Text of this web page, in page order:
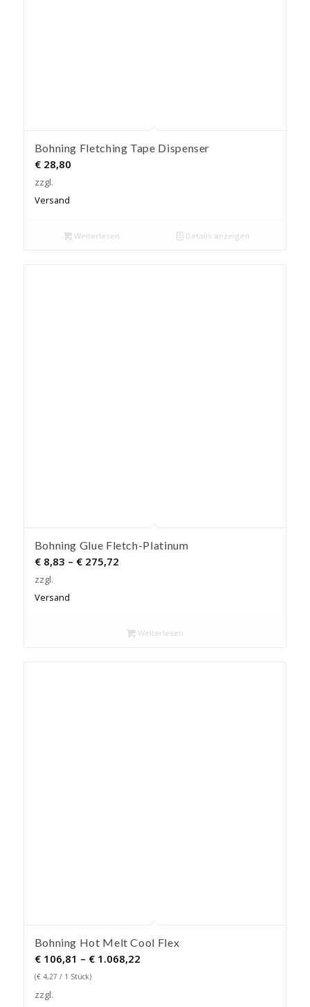
Bohning Fletching Tape Dispenser
€28,80
zzgl.
Versand
Weiterlesen Details anzeigen
Bohning Glue Fletch-Platinum
€8,83 – €275,72Preisspanne:
zzgl.
Versand
Weiterlesen
Bohning Hot Melt Cool Flex
€106,81 – €1.068,22Preisspanne:
(€4,27 / 1 Stück)
zzgl.